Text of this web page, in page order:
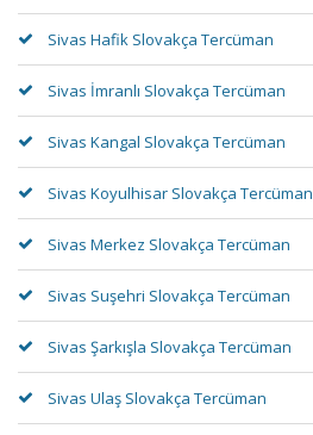
Sivas Hafik Slovakça Tercüman
Sivas İmranlı Slovakça Tercüman
Sivas Kangal Slovakça Tercüman
Sivas Koyulhisar Slovakça Tercüman
Sivas Merkez Slovakça Tercüman
Sivas Suşehri Slovakça Tercüman
Sivas Şarkışla Slovakça Tercüman
Sivas Ulaş Slovakça Tercüman